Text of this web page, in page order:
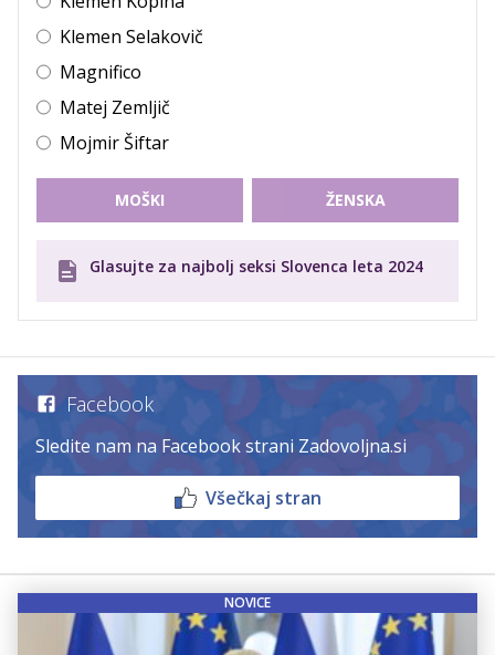
Klemen Selakovič
Magnifico
Matej Zemljič
Mojmir Šiftar
MOŠKI ŽENSKA
Glasujte za najbolj seksi Slovenca leta 2024
Facebook
Sledite nam na Facebook strani Zadovoljna.si
Všečkaj stran
NOVICE